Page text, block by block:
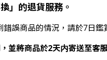
」的退貨服務。
誤商品的情況，請於7日
並將商品於2天内寄送至客